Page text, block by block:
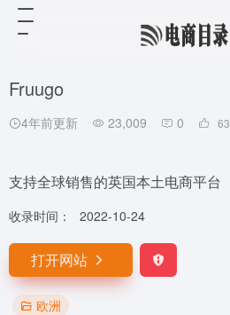
Fruugo
4年前更新 23,009 0 63
支持全球销售的英国本土电商平台
收录时间： 2022-10-24
打开网站
欧洲